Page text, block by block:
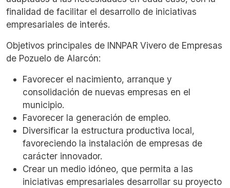
finalidad de facilitar el desarrollo de iniciativas
empresariales de interés.
Objetivos principales de INNPAR Vivero de Empresas
de Pozuelo de Alarcón:
Favorecer el nacimiento, arranque y
consolidación de nuevas empresas en el
municipio.
Favorecer la generación de empleo.
Diversificar la estructura productiva local,
favoreciendo la instalación de empresas de
carácter innovador.
Crear un medio idóneo, que permita a las
iniciativas empresariales desarrollar su proyecto